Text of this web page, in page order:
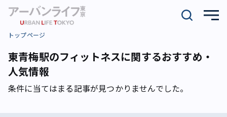
トップページ
東青梅駅のフィットネスに関するおすすめ・
人気情報
条件に当てはまる記事が見つかりませんでした。